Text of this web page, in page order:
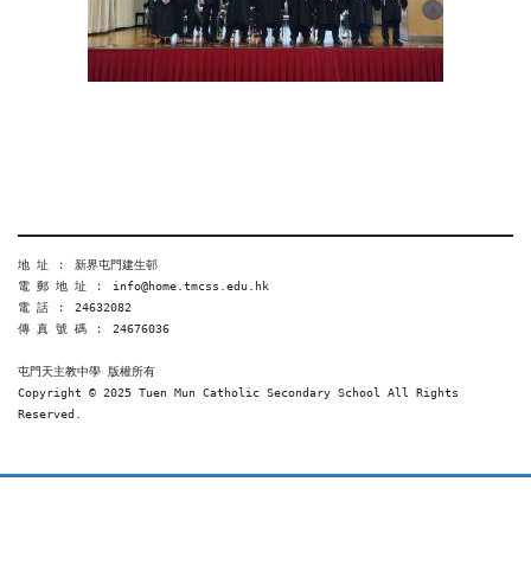
地 址 ︰ 新界屯門建生邨
電 郵 地 址 ︰ info@home.tmcss.edu.hk
電 話 ︰ 24632082
傳 真 號 碼 ︰ 24676036
屯門天主教中學 版權所有
Copyright © 2025 Tuen Mun Catholic Secondary School All Rights
Reserved.